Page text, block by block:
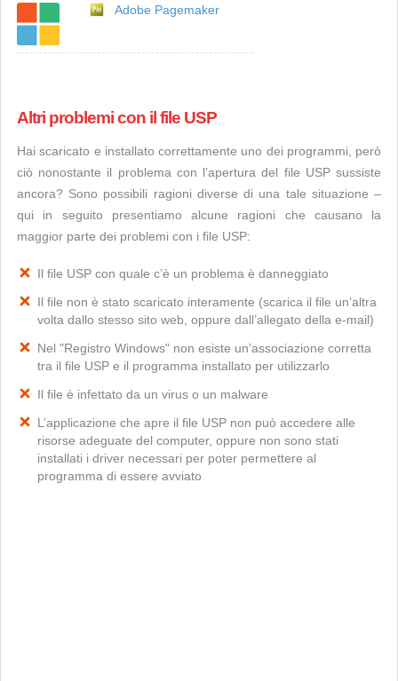
Adobe Pagemaker
Altri problemi con il file USP
Hai scaricato e installato correttamente uno dei programmi, però
ciò nonostante il problema con l’apertura del file USP sussiste
ancora? Sono possibili ragioni diverse di una tale situazione –
qui in seguito presentiamo alcune ragioni che causano la
maggior parte dei problemi con i file USP:
Il file USP con quale c’è un problema è danneggiato
Il file non è stato scaricato interamente (scarica il file un’altra
volta dallo stesso sito web, oppure dall’allegato della e-mail)
Nel "Registro Windows" non esiste un’associazione corretta
tra il file USP e il programma installato per utilizzarlo
Il file è infettato da un virus o un malware
L’applicazione che apre il file USP non può accedere alle
risorse adeguate del computer, oppure non sono stati
installati i driver necessari per poter permettere al
programma di essere avviato